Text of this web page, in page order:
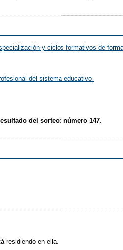
y ciclos formativos de
del sistema educativo
del sorteo: número 147.
residiendo en ella.